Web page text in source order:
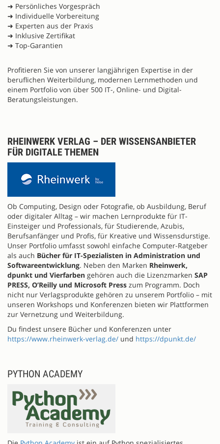
➜ Persönliches Vorgespräch
➜ Individuelle Vorbereitung
➜ Experten aus der Praxis
➜ Inklusive Zertifikat
➜ Top-Garantien
Profitieren Sie von unserer langjährigen Expertise in der
beruflichen Weiterbildung, modernen Lernmethoden und
einem Portfolio von über 500 IT-, Online- und Digital-
Beratungsleistungen.
RHEINWERK VERLAG – DER WISSENSANBIETER
FÜR DIGITALE THEMEN
Ob Computing, Design oder Fotografie, ob Ausbildung, Beruf
oder digitaler Alltag – wir machen Lernprodukte für IT-
Einsteiger und Professionals, für Studierende, Azubis,
Berufsanfänger und Profis, für Kreative und Wissensdurstige.
Unser Portfolio umfasst sowohl einfache Computer-Ratgeber
als auch Bücher für IT-Spezialisten in Administration und
Softwareentwicklung. Neben den Marken Rheinwerk,
dpunkt und Vierfarben gehören auch die Lizenzmarken SAP
PRESS, O’Reilly und Microsoft Press zum Programm. Doch
nicht nur Verlagsprodukte gehören zu unserem Portfolio – mit
unseren Workshops und Konferenzen bieten wir Plattformen
zur Vernetzung und Weiterbildung.
Du findest unsere Bücher und Konferenzen unter
https://www.rheinwerk-verlag.de/ und https://dpunkt.de/
PYTHON ACADEMY